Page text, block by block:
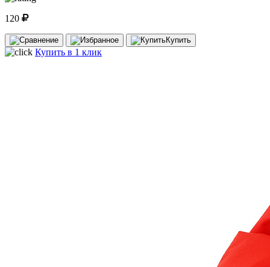
120
Купить
Купить в 1 клик